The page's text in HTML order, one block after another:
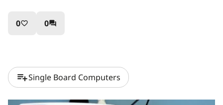
0favorite_border 0question_answer
playlist_addSingle Board Computers